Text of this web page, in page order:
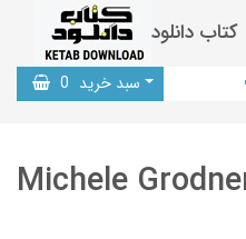
کتاب دانلود
سبد خرید 0
Michele